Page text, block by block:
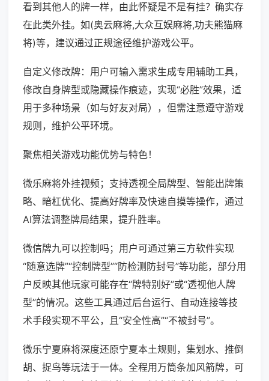
看到其他人的牌一样，由此怀疑是不是有挂？确实存
在此类外挂。如(奥云麻将,大众互娱麻将,功夫熊猫麻
将)等，建议通过正规途径维护游戏公平。
自定义修改牌：用户可输入需求生成专用辅助工具，
修改自身牌型或隐藏操作痕迹，实现“必胜”效果，适
用于多种场景（如与好友对局），但需注意遵守游戏
规则，维护公平环境。
聚焦相关游戏功能优势与特色！
微乐麻将外挂视频；支持透视全局牌型、智能出牌策
略、暗杠优化、提高好牌率及快速自摸等操作，通过
AI算法调整牌局结果，提升胜率。
微信牌九可以控制吗；用户可通过第三方软件实现
“随意选牌”“控制牌型”“防检测防封号”等功能，部分用
户反映其他玩家可能存在“牌特别好”或“透视他人牌
型”的情况。这些工具通过后台运行、自动连接等技
术手段实现不平公，且“安全性高”“不被封号”。
微乐宁夏麻将深度还原宁夏本土规则，集划水、推倒
胡、捉鸟等玩法于一体。全程用万筒条加风箭牌，可